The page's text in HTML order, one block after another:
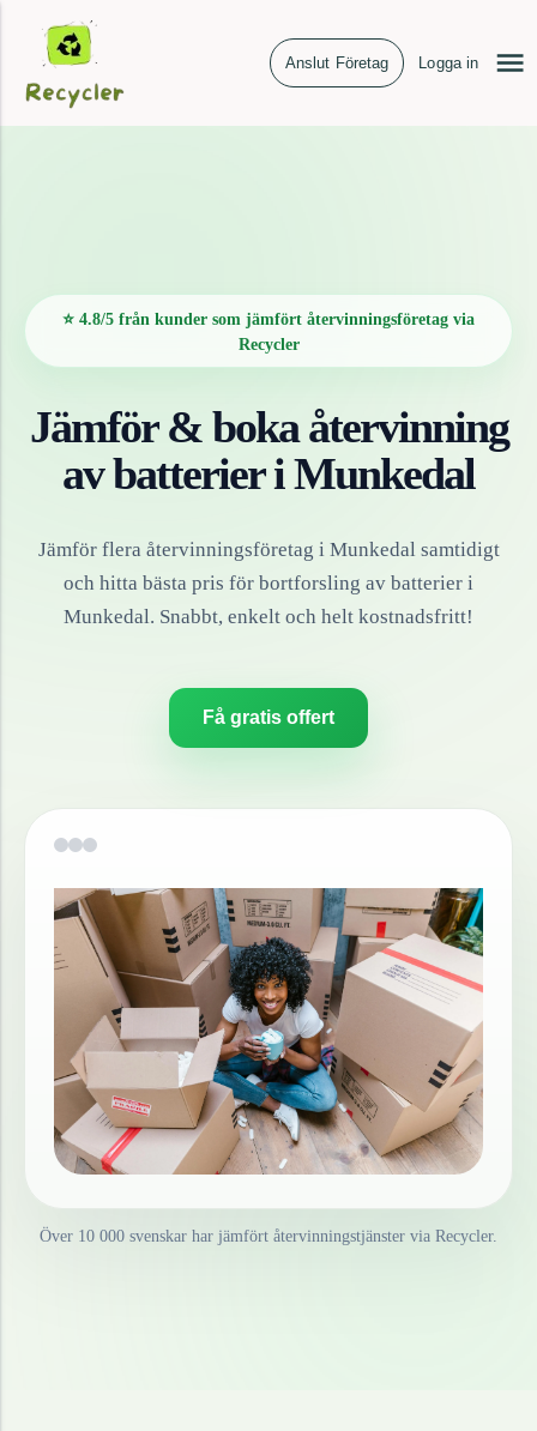
Anslut Företag Logga in
⭐ 4.8/5 från kunder som jämfört återvinningsföretag via
Recycler
Jämför & boka återvinning
avbatterieriMunkedal
Jämför flera återvinningsföretag i Munkedalsamtidigt
och hitta bästa pris för bortforsling av batterier i
Munkedal. Snabbt, enkelt och helt kostnadsfritt!
Få gratis offert
Över 10 000 svenskar har jämfört återvinningstjänster via Recycler.